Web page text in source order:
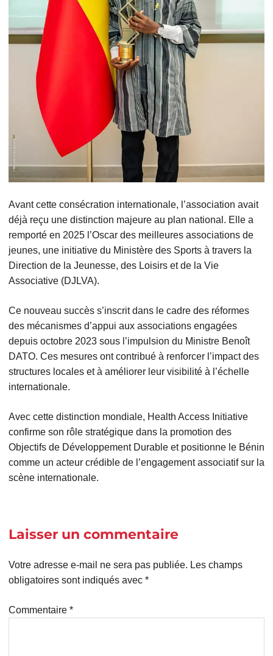
Avant cette consécration internationale, l’association avait
déjà reçu une distinction majeure au plan national. Elle a
remporté en 2025 l’Oscar des meilleures associations de
jeunes, une initiative du Ministère des Sports à travers la
Direction de la Jeunesse, des Loisirs et de la Vie
Associative (DJLVA).
Ce nouveau succès s’inscrit dans le cadre des réformes
des mécanismes d’appui aux associations engagées
depuis octobre 2023 sous l’impulsion du Ministre Benoît
DATO. Ces mesures ont contribué à renforcer l’impact des
structures locales et à améliorer leur visibilité à l’échelle
internationale.
Avec cette distinction mondiale, Health Access Initiative
confirme son rôle stratégique dans la promotion des
Objectifs de Développement Durable et positionne le Bénin
comme un acteur crédible de l’engagement associatif sur la
scène internationale.
Laisser un commentaire
Votre adresse e-mail ne sera pas publiée. Les champs
obligatoires sont indiqués avec *
Commentaire *